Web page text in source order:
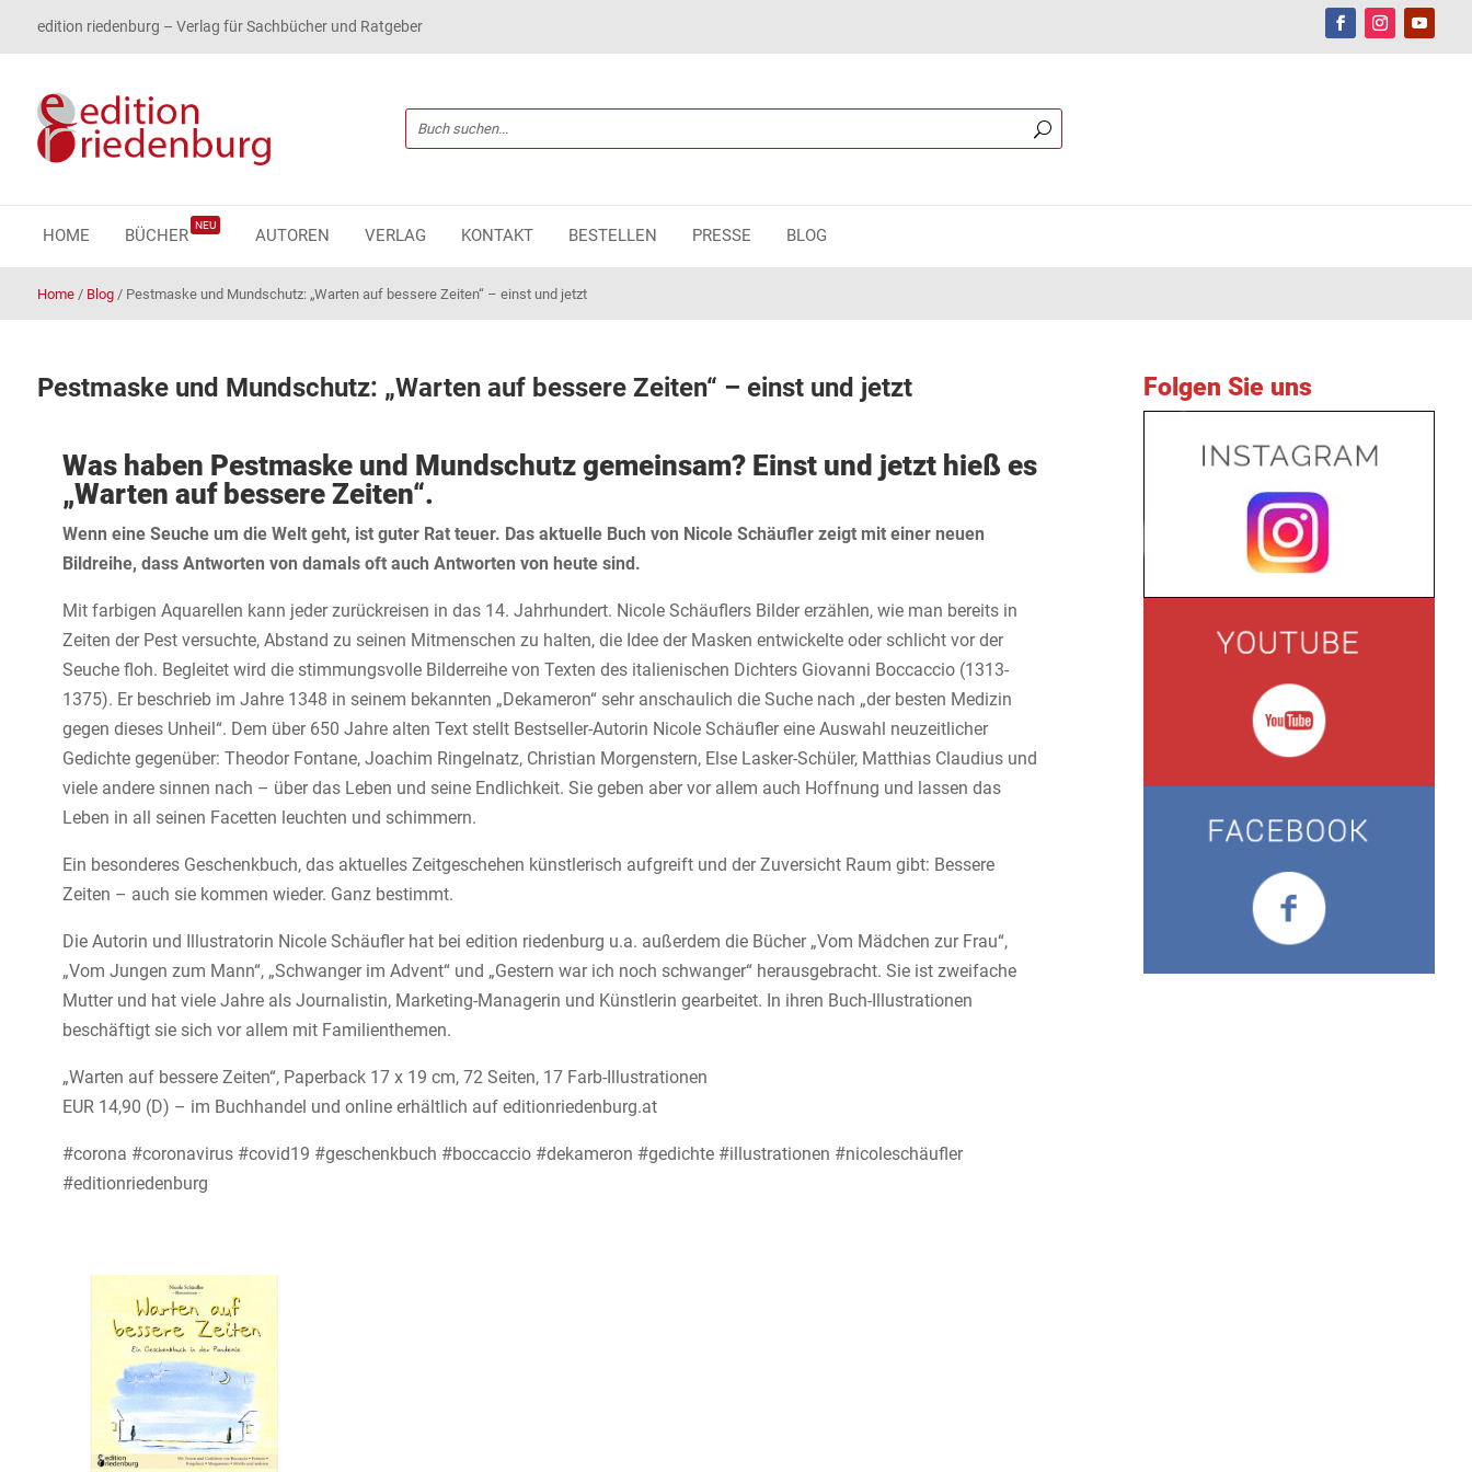
edition riedenburg – Verlag für Sachbücher und Ratgeber
HOME BÜCHER
NEU
AUTOREN VERLAG KONTAKT BESTELLEN PRESSE BLOG
Home/ Blog/ Pestmaske und Mundschutz: „Warten auf bessere Zeiten“ – einst und jetzt
Pestmaske und Mundschutz: „Warten auf bessere Zeiten“ – einst und jetzt
Was haben Pestmaske und Mundschutz gemeinsam? Einst und jetzt hieß es
„Warten auf bessere Zeiten“.
Wenn eine Seuche um die Welt geht, ist guter Rat teuer. Das aktuelle Buch von Nicole Schäufler zeigt mit einer neuen
Bildreihe, dass Antworten von damals oft auch Antworten von heute sind.
Mit farbigen Aquarellen kann jeder zurückreisen in das 14. Jahrhundert. Nicole Schäuflers Bilder erzählen, wie man bereits in
Zeiten der Pest versuchte, Abstand zu seinen Mitmenschen zu halten, die Idee der Masken entwickelte oder schlicht vor der
Seuche floh. Begleitet wird die stimmungsvolle Bilderreihe von Texten des italienischen Dichters Giovanni Boccaccio (1313-
1375). Er beschrieb im Jahre 1348 in seinem bekannten „Dekameron“ sehr anschaulich die Suche nach „der besten Medizin
gegen dieses Unheil“. Dem über 650 Jahre alten Text stellt Bestseller-Autorin Nicole Schäufler eine Auswahl neuzeitlicher
Gedichte gegenüber: Theodor Fontane, Joachim Ringelnatz, Christian Morgenstern, Else Lasker-Schüler, Matthias Claudius und
viele andere sinnen nach – über das Leben und seine Endlichkeit. Sie geben aber vor allem auch Hoffnung und lassen das
Leben in all seinen Facetten leuchten und schimmern.
Ein besonderes Geschenkbuch, das aktuelles Zeitgeschehen künstlerisch aufgreift und der Zuversicht Raum gibt: Bessere
Zeiten – auch sie kommen wieder. Ganz bestimmt.
Die Autorin und Illustratorin Nicole Schäufler hat bei edition riedenburg u.a. außerdem die Bücher „Vom Mädchen zur Frau“,
„Vom Jungen zum Mann“, „Schwanger im Advent“ und „Gestern war ich noch schwanger“ herausgebracht. Sie ist zweifache
Mutter und hat viele Jahre als Journalistin, Marketing-Managerin und Künstlerin gearbeitet. In ihren Buch-Illustrationen
beschäftigt sie sich vor allem mit Familienthemen.
„Warten auf bessere Zeiten“, Paperback 17 x 19 cm, 72 Seiten, 17 Farb-Illustrationen
EUR 14,90 (D) – im Buchhandel und online erhältlich auf editionriedenburg.at
#corona #coronavirus #covid19 #geschenkbuch #boccaccio #dekameron #gedichte #illustrationen #nicoleschäufler
#editionriedenburg
Folgen Sie uns